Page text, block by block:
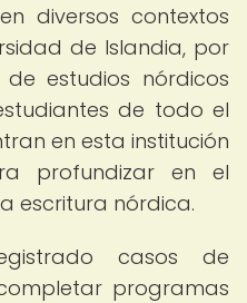
diversos contextos
de Islandia, por
estudios nórdicos
de todo el
en esta institución
profundizar en el
escritura nórdica.
casos de
programas